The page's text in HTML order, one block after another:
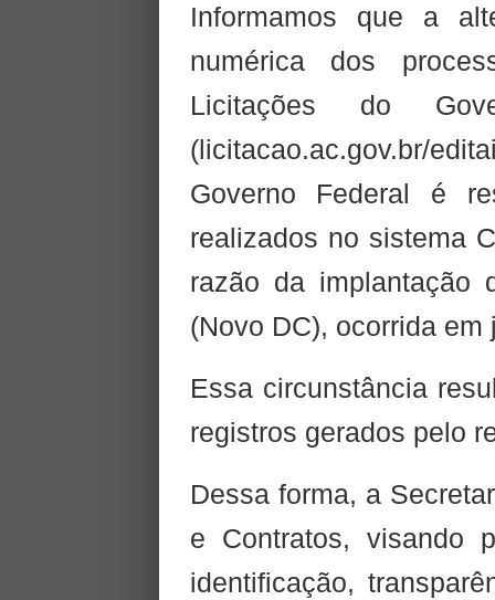
Informamos que a
numérica dos
Licitações do
(licitacao.ac.gov.br/
Governo Federal é
realizados no sistema
razão da implantação
(Novo DC), ocorrida em
Essa circunstância
registros gerados pelo
Dessa forma, a
e Contratos, visando
identificação,